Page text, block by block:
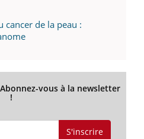
cancer de la peau :
vous à la newsletter
!
S'inscrire